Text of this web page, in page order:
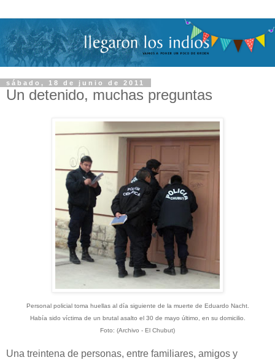
sábado, 18 de junio de 2011
Un detenido, muchas preguntas
Personal policial toma huellas al día siguiente de la muerte de Eduardo Nacht.
Había sido víctima de un brutal asalto el 30 de mayo último, en su domicilio.
Foto: (Archivo - El Chubut)
Una treintena de personas, entre familiares, amigos y